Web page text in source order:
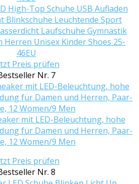
High-Top Schuhe USB Aufladen
Blinkschuhe Leuchtende Sport
Laufschuhe Gymnastik
Herren Unisex Kinder Shoes 25-
46EU
Preis prüfen
Nr. 7
mit LED-Beleuchtung, hohe
für Damen und Herren, Paar-
12 Women/9 Men
Preis prüfen
Nr. 8